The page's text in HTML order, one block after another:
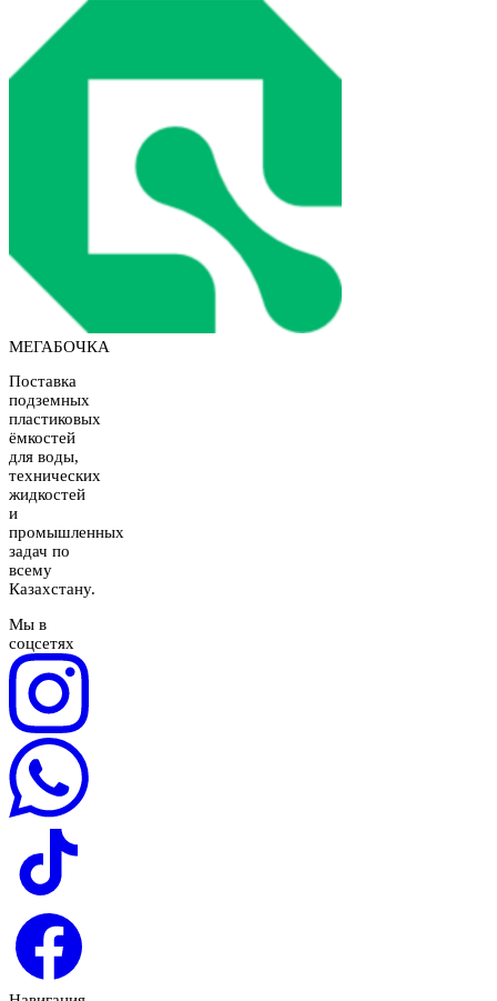
МЕГАБОЧКА
Поставка
подземных
пластиковых
ёмкостей
для воды,
технических
жидкостей
и
промышленных
задач по
всему
Казахстану.
Мы в
соцсетях